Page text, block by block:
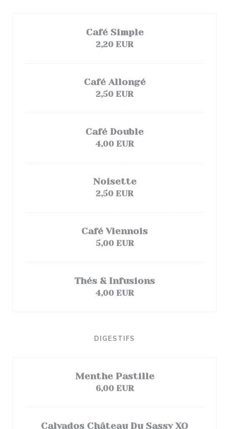
Café Simple
2,20 EUR
Café Allongé
2,50 EUR
Café Double
4,00 EUR
Noisette
2,50 EUR
Café Viennois
5,00 EUR
Thés & Infusions
4,00 EUR
DIGESTIFS
Menthe Pastille
6,00 EUR
Calvados Château Du Sassy XO